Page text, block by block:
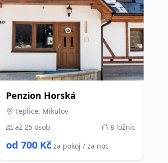
Penzion Horská
Teplice, Mikulov
až 25 osob
8 ložnic
od 700 Kč za pokoj / za noc